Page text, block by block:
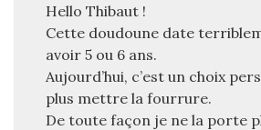
Hello Thibaut !
Cette doudoune date
avoir 5 ou 6 ans.
Aujourd’hui, c’est un choix
plus mettre la fourrure.
De toute façon je ne la porte